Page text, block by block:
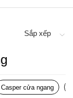
Sắp xếp
Casper cửa ngang